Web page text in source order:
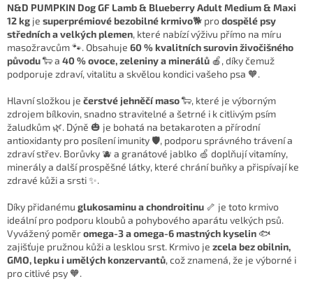
N&D PUMPKIN Dog GF Lamb & Blueberry Adult Medium & Maxi
12 kg je superprémiové bezobilné krmivo🐕 prodospělé psy
středních a velkých plemen, které nabízí výživu přímo na míru
masožravcům 🐾. Obsahuje 60 % kvalitních surovin živočišného
původu🐑 a 40 % ovoce, zeleniny a minerálů 🍎, díky čemuž
podporuje zdraví, vitalitu a skvělou kondici vašeho psa 🧡.
Hlavní složkou je čerstvé jehněčí maso🐑, které je výborným
zdrojem bílkovin, snadno stravitelné a šetrné i k citlivým psím
žaludkům 🌿. Dýně 🎃 je bohatá na betakaroten a přírodní
antioxidanty pro posílení imunity 🛡️, podporu správného trávení a
zdraví střev. Borůvky 🫐 a granátové jablko 🍏 doplňují vitamíny,
minerály a další prospěšné látky, které chrání buňky a přispívají ke
zdravé kůži a srsti ✨.
Díky přidanému glukosaminu a chondroitinu 🦴 je toto krmivo
ideální pro podporu kloubů a pohybového aparátu velkých psů.
Vyvážený poměromega-3 a omega-6 mastných kyselin🐟
zajišťuje pružnou kůži a lesklou srst. Krmivo je zcela bez obilnin,
GMO, lepku i umělých konzervantů, což znamená, že je výborné i
pro citlivé psy 🧡.